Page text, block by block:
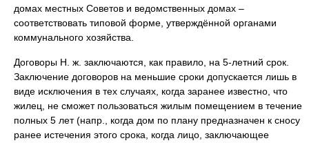
домах местных Советов и ведомственных домах –
соответствовать типовой форме, утверждённой органами
коммунального хозяйства.
Договоры Н. ж. заключаются, как правило, на 5-летний срок.
Заключение договоров на меньшие сроки допускается лишь в
виде исключения в тех случаях, когда заранее известно, что
жилец, не сможет пользоваться жилым помещением в течение
полных 5 лет (напр., когда дом по плану предназначен к сносу
ранее истечения этого срока, когда лицо, заключающее